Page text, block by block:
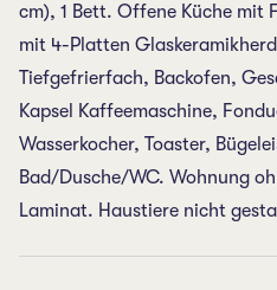
cm), 1 Bett. Offene Küche mit
mit 4-Platten
Tiefgefrierfach, Backofen,
Kapsel Kaffeemaschine,
Wasserkocher, Toaster,
Bad/Dusche/WC. Wohnung
Laminat. Haustiere nicht